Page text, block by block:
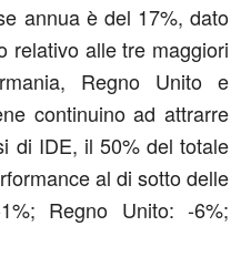
annua è del 17%, dato
relativo alle tre maggiori
Regno Unito e
continuino ad attrarre
di IDE, il 50% del totale
al di sotto delle
Regno Unito: -6%;